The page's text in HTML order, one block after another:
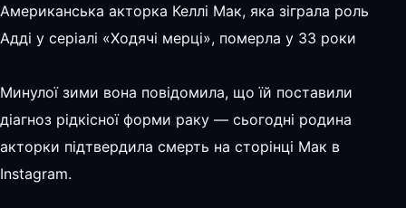
Американська акторка Келлі Мак, яка зіграла роль
Адді у серіалі «Ходячі мерці», померла у 33 роки
Минулої зими вона повідомила, що їй поставили
діагноз рідкісної форми раку — сьогодні родина
акторки підтвердила смерть на сторінці Мак в
Instagram.